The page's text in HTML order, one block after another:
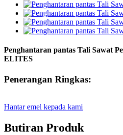
Penghantaran pantas Tali Sawat
ELITES
Penerangan Ringkas:
Hantar emel kepada kami
Butiran Produk